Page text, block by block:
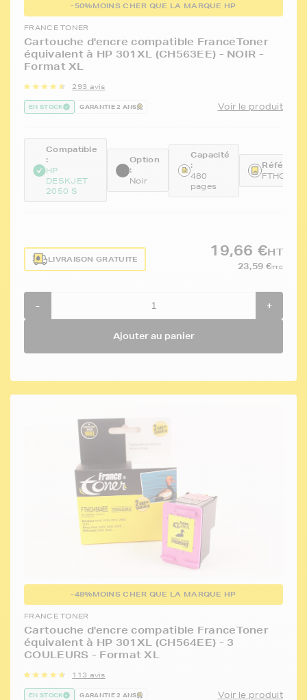
-50%MOINS CHER QUE LA MARQUE HP
FRANCE TONER
Cartouche d'encre compatible FranceToner
équivalent à HP 301XL (CH563EE) - NOIR -
Format XL
293 avis
EN STOCK GARANTIE 2 ANS Voir le produit
Compatible
:
HP
DESKJET
2050 S
Option
:
Noir
Capacité
:
480
pages
LIVRAISON GRATUITE
19,66 €HT
23,59 €TTC
- +
Ajouter au panier
-48%MOINS CHER QUE LA MARQUE HP
FRANCE TONER
Cartouche d'encre compatible FranceToner
équivalent à HP 301XL (CH564EE) - 3
COULEURS - Format XL
113 avis
EN STOCK GARANTIE 2 ANS Voir le produit